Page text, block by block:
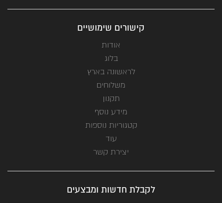
קישורים שימושיים
אודות
בלוג
לראשונה בארץ
משלוחים
תקנון
מידע נוסף
קטגוריות נוספות
עוד
יצירת קשר
לקבלת חדשות ומבצעים